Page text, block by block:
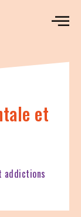
et
addictions